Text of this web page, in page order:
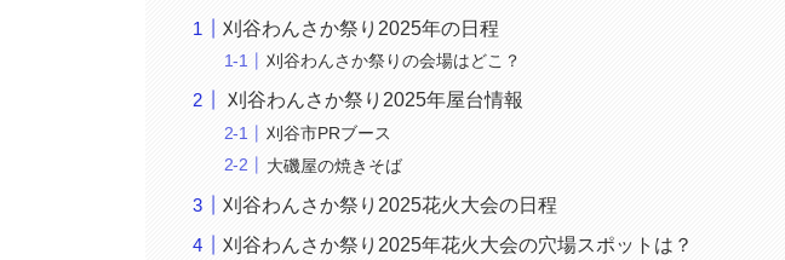
刈谷わんさか祭り2025年の日程
刈谷わんさか祭りの会場はどこ？
刈谷わんさか祭り2025年屋台情報
刈谷市PRブース
大磯屋の焼きそば
刈谷わんさか祭り2025花火大会の日程
刈谷わんさか祭り2025年花火大会の穴場スポットは？